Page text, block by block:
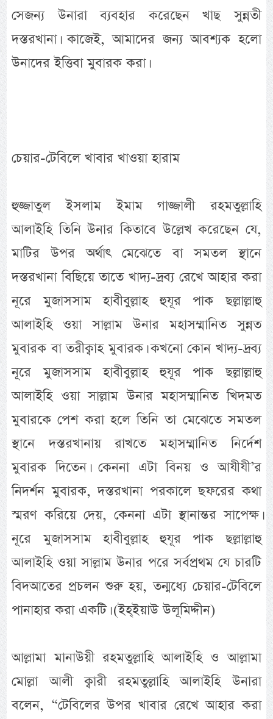
সেজন্য উনারা ব্যবহার করেছেন খাছ সুন্নতী
দস্তরখানা। কাজেই, আমাদের জন্য আবশ্যক হলো
উনাদের ইত্তিবা মুবারক করা।
চেয়ার-টেবিলে খাবার খাওয়া হারাম
হুজ্জাতুল ইসলাম ইমাম গাজ্জালী রহমতুল্লাহি
আলাইহি তিনি উনার কিতাবে উল্লেখ করেছেন যে,
মাটির উপর অর্থাৎ মেঝেতে বা সমতল স্থানে
দস্তরখানা বিছিয়ে তাতে খাদ্য-দ্রব্য রেখে আহার করা
নূরে মুজাসসাম হাবীবুল্লাহ হুযূর পাক ছল্লাল্লাহু
আলাইহি ওয়া সাল্লাম উনার মহাসম্মানিত সুন্নত
মুবারক বা তরীক্বাহ মুবারক। কখনো কোন খাদ্য-দ্রব্য
নূরে মুজাসসাম হাবীবুল্লাহ হুযূর পাক ছল্লাল্লাহু
আলাইহি ওয়া সাল্লাম উনার মহাসম্মানিত খিদমত
মুবারকে পেশ করা হলে তিনি তা মেঝেতে সমতল
স্থানে দস্তরখানায় রাখতে মহাসম্মানিত নির্দেশ
মুবারক দিতেন। কেননা এটা বিনয় ও আযীযী’র
নিদর্শন মুবারক, দস্তরখানা পরকালে ছফরের কথা
স্মরণ করিয়ে দেয়, কেননা এটা স্থানান্তর সাপেক্ষ।
নূরে মুজাসসাম হাবীবুল্লাহ হুযূর পাক ছল্লাল্লাহু
আলাইহি ওয়া সাল্লাম উনার পরে সর্বপ্রথম যে চারটি
বিদআতের প্রচলন শুরু হয়, তন্মধ্যে চেয়ার-টেবিলে
পানাহার করা একটি। (ইহ্ইয়াউ উলূমিদ্দীন)
আল্লামা মানাউয়ী রহমতুল্লাহি আলাইহি ও আল্লামা
মোল্লা আলী ক্বারী রহমতুল্লাহি আলাইহি উনারা
বলেন, “টেবিলের উপর খাবার রেখে আহার করা